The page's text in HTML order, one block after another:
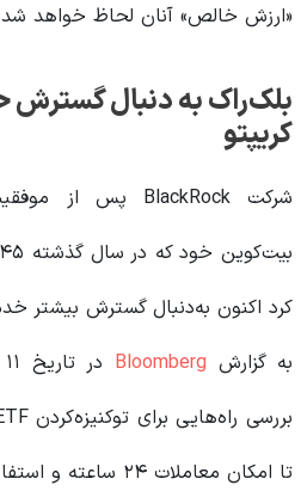
«ارزش خالص» آنان لحاظ خواهد
بلک‌راک به دنبال گسترش
کریپتو
کرد اکنون به‌دنبال گسترش بیشتر
به گزارش Bloomberg
تا امکان معاملات ۲۴